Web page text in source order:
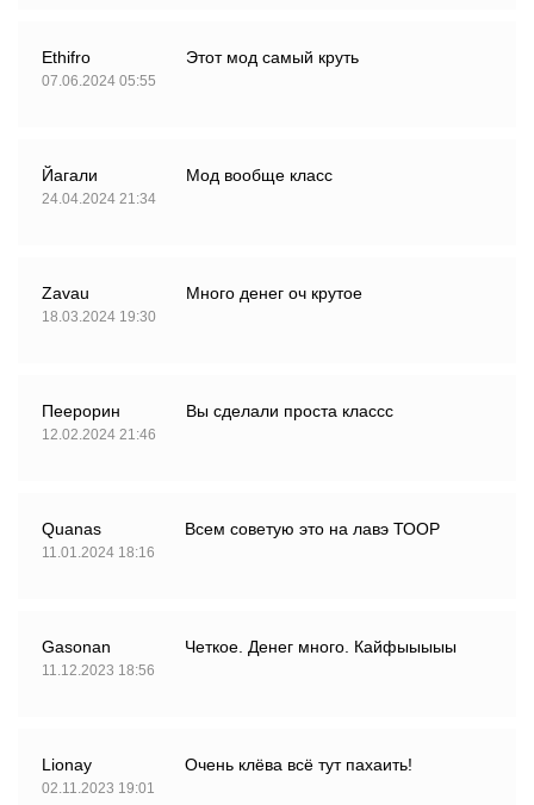
Ethifro
07.06.2024 05:55
Этот мод самый круть
Йагали
24.04.2024 21:34
Мод вообще класс
Zavau
18.03.2024 19:30
Много денег оч крутое
Пеерорин
12.02.2024 21:46
Вы сделали проста классс
Quanas
11.01.2024 18:16
Всем советую это на лавэ ТООР
Gasonan
11.12.2023 18:56
Четкое. Денег много. Кайфыыыыы
Lionay
02.11.2023 19:01
Очень клёва всё тут пахаить!